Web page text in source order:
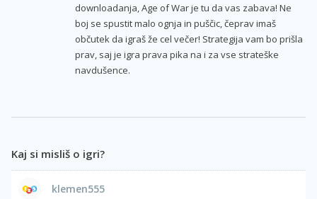
downloadanja, Age of War je tu da vas zabava! Ne
boj se spustit malo ognja in puščic, čeprav imaš
občutek da igraš že cel večer! Strategija vam bo prišla
prav, saj je igra prava pika na i za vse strateške
navdušence.
Kaj si misliš o igri?
klemen555